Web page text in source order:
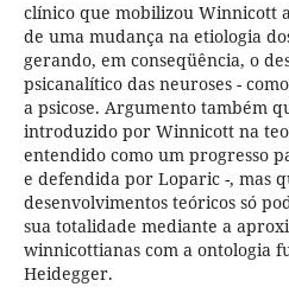
clínico que mobilizou Winnicott
de uma mudança na etiologia
gerando, em conseqüência, o
psicanalítico das neuroses -
a psicose. Argumento também
introduzido por Winnicott na
entendido como um progresso
e defendida por Loparic -, mas
desenvolvimentos teóricos só
sua totalidade mediante a
winnicottianas com a ontologia
Heidegger.